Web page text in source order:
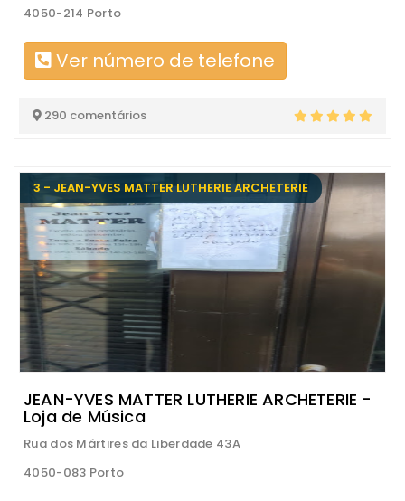
4050-214 Porto
Ver número de telefone
290 comentários
3 - JEAN-YVES MATTER LUTHERIE ARCHETERIE
JEAN-YVES MATTER LUTHERIE ARCHETERIE -
Loja de Música
Rua dos Mártires da Liberdade 43A
4050-083 Porto